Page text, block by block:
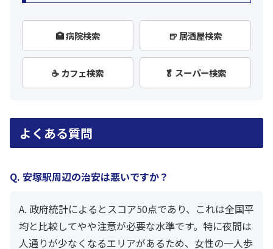
🏥 病院検索 🍺 居酒屋検索
☕ カフェ検索 🥬 スーパー検索
よくある質問
Q. 安塚駅周辺の治安は悪いですか？
A. 政府統計によるとスコア50点であり、これは全国平
均と比較してやや注意が必要な水準です。特に夜間は
人通りが少なくなるエリアがあるため、女性の一人歩